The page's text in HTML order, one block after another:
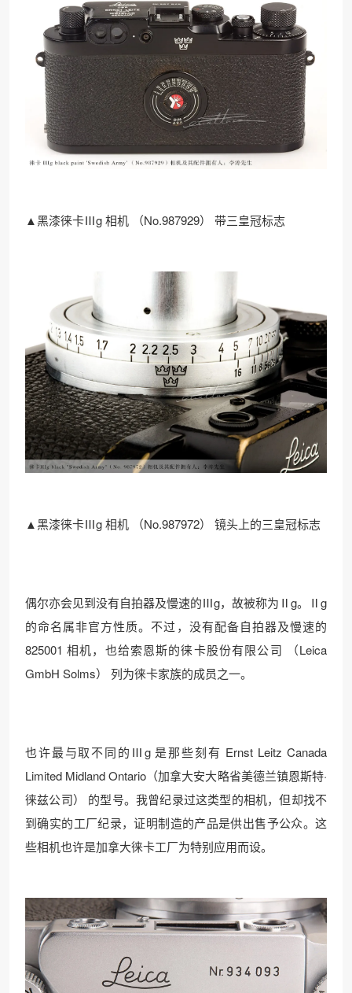
▲黑漆徕卡Ⅲg 相机 （No.987929） 带三皇冠标志
▲黑漆徕卡Ⅲg 相机 （No.987972） 镜头上的三皇冠标志
偶尔亦会见到没有自拍器及慢速的Ⅲg，故被称为Ⅱg。Ⅱg
的命名属非官方性质。不过，没有配备自拍器及慢速的
825001 相机，也给索恩斯的徕卡股份有限公司 （Leica
GmbH Solms） 列为徕卡家族的成员之一。
也许最与取不同的Ⅲg 是那些刻有 Ernst Leitz Canada
Limited Midland Ontario（加拿大安大略省美德兰镇恩斯特·
徕兹公司） 的型号。我曾纪录过这类型的相机，但却找不
到确实的工厂纪录，证明制造的产品是供出售予公众。这
些相机也许是加拿大徕卡工厂为特别应用而设。